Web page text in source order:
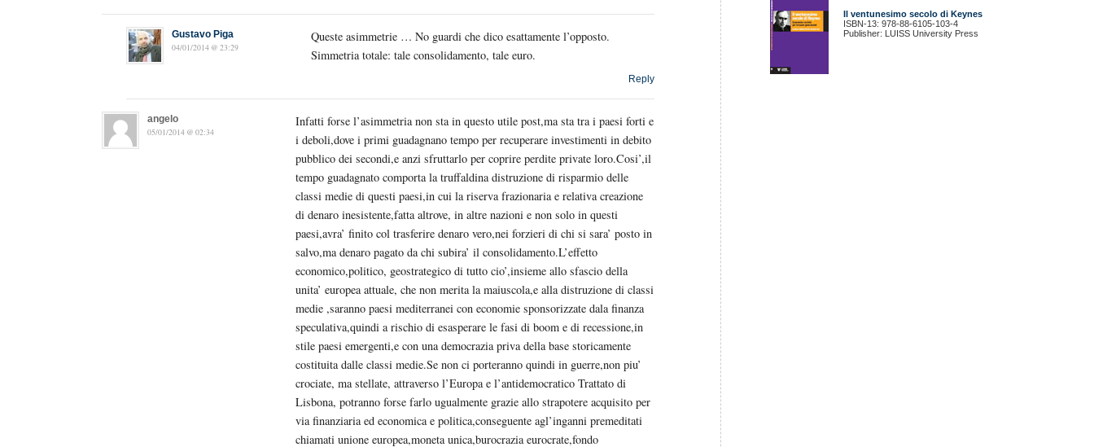
Gustavo Piga
04/01/2014 @ 23:29
Queste asimmetrie … No guardi che dico esattamente l’opposto.
Simmetria totale: tale consolidamento, tale euro.
Reply
angelo
05/01/2014 @ 02:34
Infatti forse l’asimmetria non sta in questo utile post,ma sta tra i paesi forti e
i deboli,dove i primi guadagnano tempo per recuperare investimenti in debito
pubblico dei secondi,e anzi sfruttarlo per coprire perdite private loro.Cosi’,il
tempo guadagnato comporta la truffaldina distruzione di risparmio delle
classi medie di questi paesi,in cui la riserva frazionaria e relativa creazione
di denaro inesistente,fatta altrove, in altre nazioni e non solo in questi
paesi,avra’ finito col trasferire denaro vero,nei forzieri di chi si sara’ posto in
salvo,ma denaro pagato da chi subira’ il consolidamento.L’effetto
economico,politico, geostrategico di tutto cio’,insieme allo sfascio della
unita’ europea attuale, che non merita la maiuscola,e alla distruzione di classi
medie ,saranno paesi mediterranei con economie sponsorizzate dala finanza
speculativa,quindi a rischio di esasperare le fasi di boom e di recessione,in
stile paesi emergenti,e con una democrazia priva della base storicamente
costituita dalle classi medie.Se non ci porteranno quindi in guerre,non piu’
crociate, ma stellate, attraverso l’Europa e l’antidemocratico Trattato di
Lisbona, potranno forse farlo ugualmente grazie allo strapotere acquisito per
via finanziaria ed economica e politica,conseguente agl’inganni premeditati
chiamati unione europea,moneta unica,burocrazia eurocrate,fondo
Il ventunesimo secolo di Keynes
ISBN-13: 978-88-6105-103-4
Publisher: LUISS University Press